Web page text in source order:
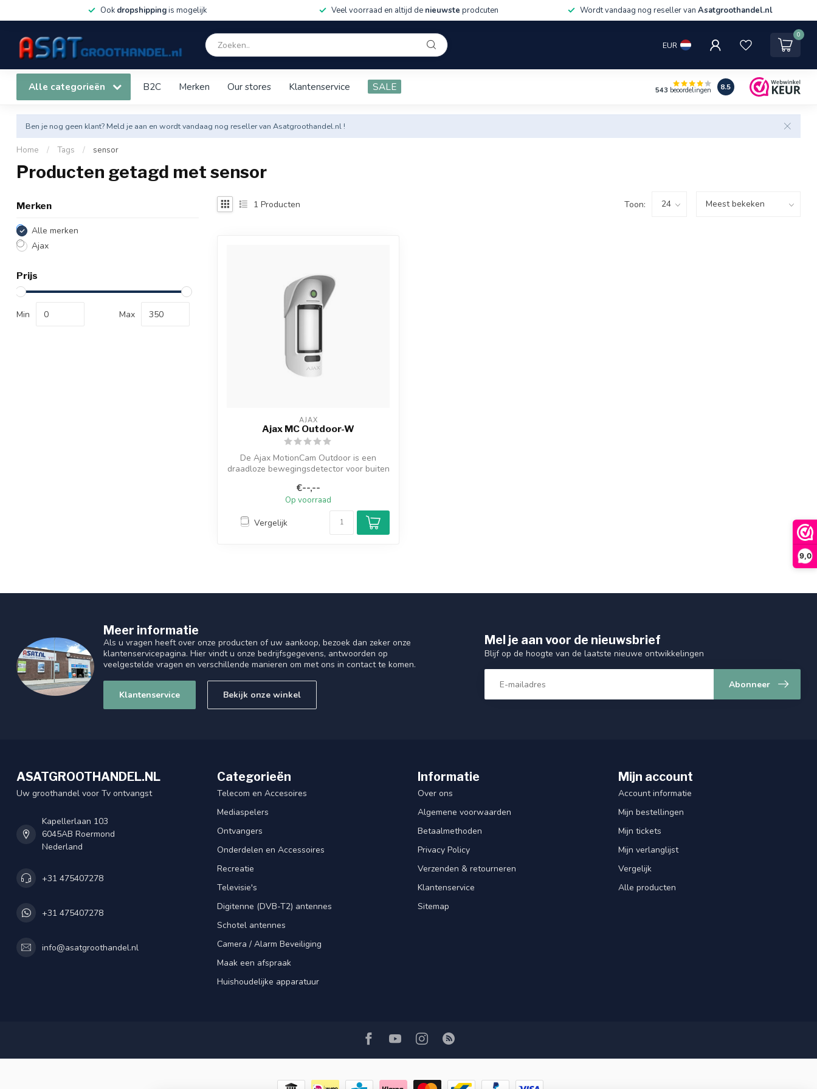
9,0
Ook dropshippingis mogelijk Veel voorraad en altijd de nieuwste prodcuten Wordt vandaag nog reseller van Asatgroothandel.nl
EUR
0
Alle categorieën B2C Merken Our stores Klantenservice SALE 543 beoordelingen 8.5
Ben je nog geen klant? Meld je aan en wordt vandaag nog reseller van Asatgroothandel.nl !
Home / Tags / sensor
Producten getagd met sensor
Merken
Alle merken
Ajax
Prijs
Min Max
1 Producten Toon:
AJAX
Ajax MC Outdoor-W
De Ajax MotionCam Outdoor is een
draadloze bewegingsdetector voor buiten
€--,--
Op voorraad
Vergelijk
Meer informatie
Als u vragen heeft over onze producten of uw aankoop, bezoek dan zeker onze
klantenservicepagina. Hier vindt u onze bedrijfsgegevens, antwoorden op
veelgestelde vragen en verschillende manieren om met ons in contact te komen.
Klantenservice Bekijk onze winkel
Mel je aan voor de nieuwsbrief
Blijf op de hoogte van de laatste nieuwe ontwikkelingen
Abonneer
ASATGROOTHANDEL.NL
Uw groothandel voor Tv ontvangst
Kapellerlaan 103
6045AB Roermond
Nederland
+31 475407278
+31 475407278
info@asatgroothandel.nl
Categorieën
Telecom en Accesoires
Mediaspelers
Ontvangers
Onderdelen en Accessoires
Recreatie
Televisie's
Digitenne (DVB-T2) antennes
Schotel antennes
Camera / Alarm Beveiliging
Maak een afspraak
Huishoudelijke apparatuur
Informatie
Over ons
Algemene voorwaarden
Betaalmethoden
Privacy Policy
Verzenden & retourneren
Klantenservice
Sitemap
Mijn account
Account informatie
Mijn bestellingen
Mijn tickets
Mijn verlanglijst
Vergelijk
Alle producten